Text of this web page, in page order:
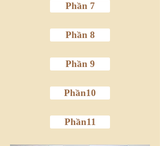
Phần 7
Phần 8
Phần 9
Phần10
Phần11